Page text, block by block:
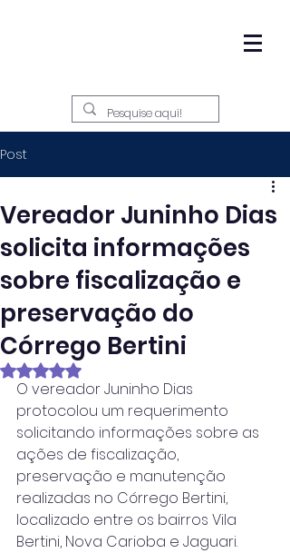
Post
Vereador Juninho Dias
solicita informações
sobre fiscalização e
preservação do
Córrego Bertini
Avaliado com NaN de 5 estrelas.
O vereador Juninho Dias
protocolou um requerimento
solicitando informações sobre as
ações de fiscalização,
preservação e manutenção
realizadas no Córrego Bertini,
localizado entre os bairros Vila
Bertini, Nova Carioba e Jaguari.